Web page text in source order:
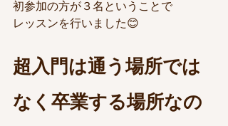
初参加の方が３名ということで
レッスンを行いました😊
超入門は通う場所では
なく卒業する場所なの